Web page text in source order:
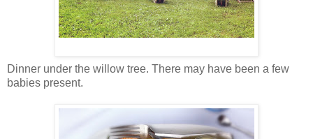
Dinner under the willow tree. There may have been a few
babies present.